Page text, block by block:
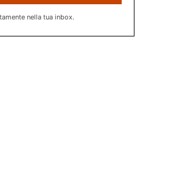
nella tua inbox.